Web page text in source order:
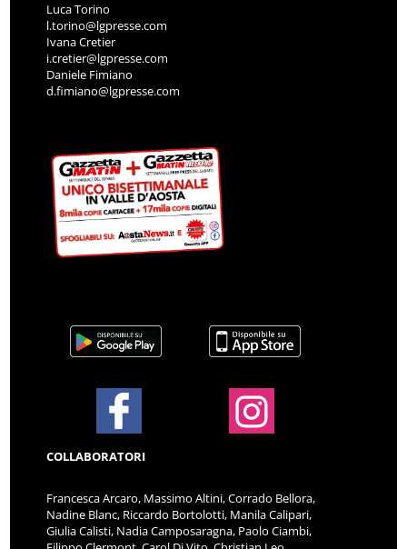
Luca Torino
l.torino@lgpresse.com
Ivana Cretier
i.cretier@lgpresse.com
Daniele Fimiano
d.fimiano@lgpresse.com
COLLABORATORI
Francesca Arcaro, Massimo Altini, Corrado Bellora,
Nadine Blanc, Riccardo Bortolotti, Manila Calipari,
Giulia Calisti, Nadia Camposaragna, Paolo Ciambi,